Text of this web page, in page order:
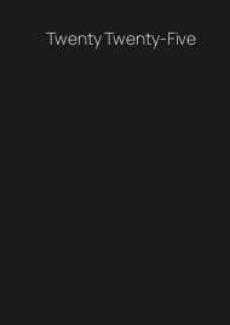
Twenty Twenty-Five